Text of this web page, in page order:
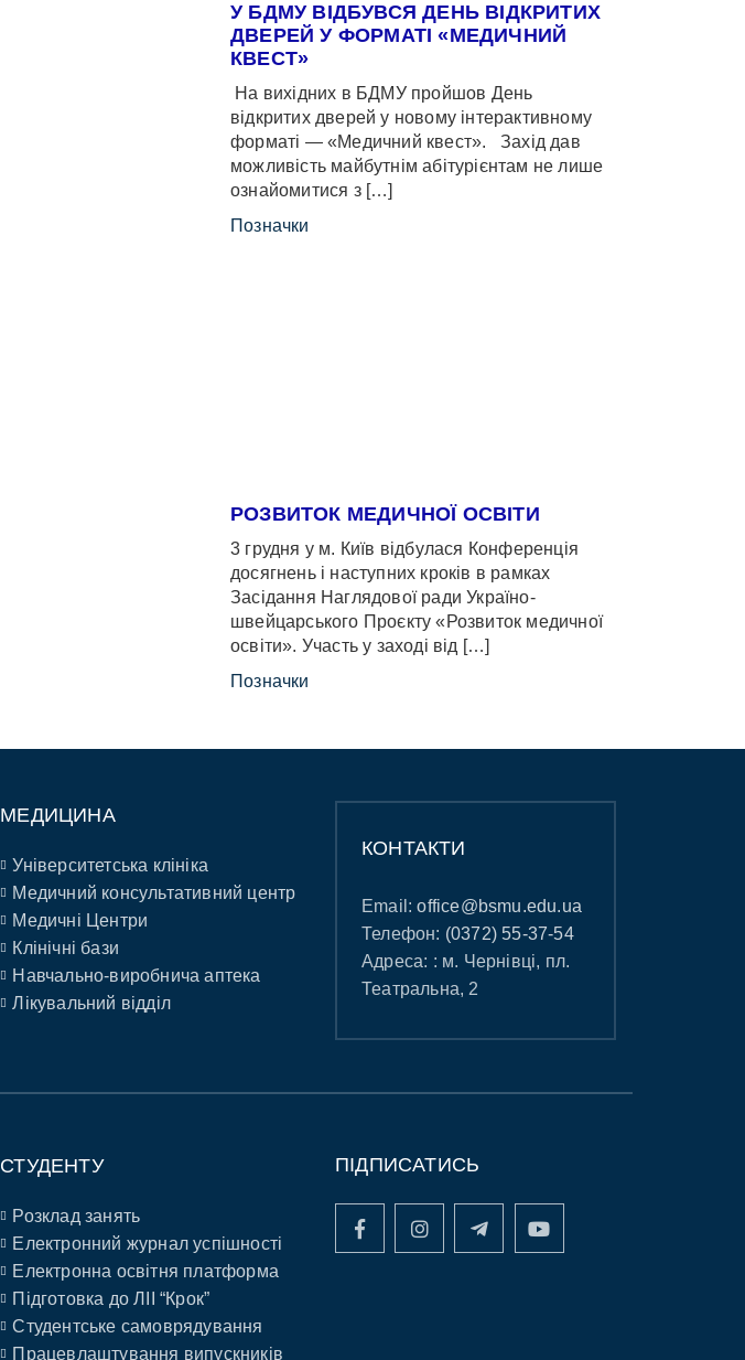
У БДМУ ВІДБУВСЯ ДЕНЬ ВІДКРИТИХ
ДВЕРЕЙ У ФОРМАТІ «МЕДИЧНИЙ
КВЕСТ»
На вихідних в БДМУ пройшов День
відкритих дверей у новому інтерактивному
форматі — «Медичний квест». Захід дав
можливість майбутнім абітурієнтам не лише
ознайомитися з […]
Позначки
РОЗВИТОК МЕДИЧНОЇ ОСВІТИ
3 грудня у м. Київ відбулася Конференція
досягнень і наступних кроків в рамках
Засідання Наглядової ради Україно-
швейцарського Проєкту «Розвиток медичної
освіти». Участь у заході від […]
Позначки
МЕДИЦИНА
Університетська клініка
Медичний консультативний центр
Медичні Центри
Клінічні бази
Навчально-виробнича аптека
Лікувальний відділ
КОНТАКТИ
Email:office@bsmu.edu.ua
Телефон: (0372) 55-37-54
Адреса: : м. Чернівці, пл.
Театральна, 2
СТУДЕНТУ
Розклад занять
Електронний журнал успішності
Електронна освітня платформа
Підготовка до ЛІІ “Крок”
Студентське самоврядування
Працевлаштування випускників
ПІДПИСАТИСЬ